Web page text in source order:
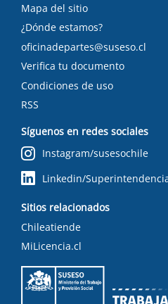
Mapa del sitio
¿Dónde estamos?
oficinadepartes@suseso.cl
Verifica tu documento
Condiciones de uso
RSS
Síguenos en redes sociales
Instagram/susesochile
Linkedin/
Sitios relacionados
Chileatiende
MiLicencia.cl